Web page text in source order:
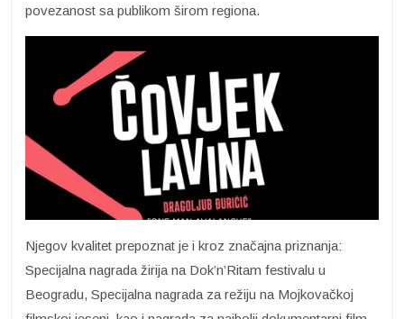
povezanost sa publikom širom regiona.
Njegov kvalitet prepoznat je i kroz značajna priznanja:
Specijalna nagrada žirija na Dok’n’Ritam festivalu u
Beogradu, Specijalna nagrada za režiju na Mojkovačkoj